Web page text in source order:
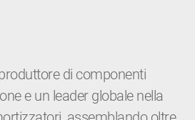
di componenti
e un leader globale nella